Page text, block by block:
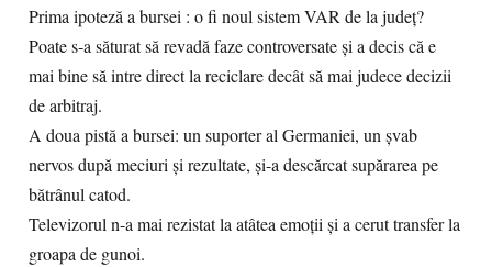
Prima ipoteză a bursei : o fi noul sistem VAR de la județ?
Poate s-a săturat să revadă faze controversate și a decis că e
mai bine să intre direct la reciclare decât să mai judece decizii
de arbitraj.
A doua pistă a bursei: un suporter al Germaniei, un șvab
nervos după meciuri și rezultate, și-a descărcat supărarea pe
bătrânul catod.
Televizorul n-a mai rezistat la atâtea emoții și a cerut transfer la
groapa de gunoi.